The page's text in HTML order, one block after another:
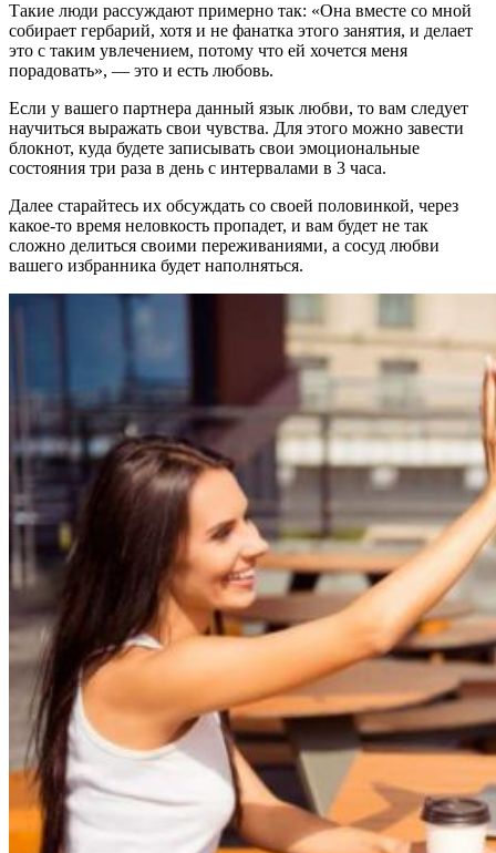
Такие люди рассуждают примерно так: «Она вместе со мной
собирает гербарий, хотя и не фанатка этого занятия, и делает
это с таким увлечением, потому что ей хочется меня
порадовать», — это и есть любовь.
Если у вашего партнера данный язык любви, то вам следует
научиться выражать свои чувства. Для этого можно завести
блокнот, куда будете записывать свои эмоциональные
состояния три раза в день с интервалами в 3 часа.
Далее старайтесь их обсуждать со своей половинкой, через
какое-то время неловкость пропадет, и вам будет не так
сложно делиться своими переживаниями, а сосуд любви
вашего избранника будет наполняться.